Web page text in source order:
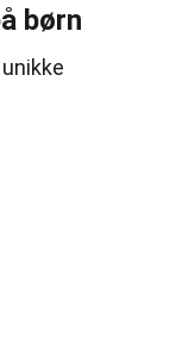
børn